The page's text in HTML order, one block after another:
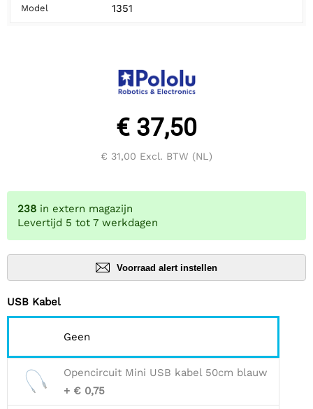
Model 1351
€ 37,50
€ 31,00 Excl. BTW (NL)
238 in extern magazijn
Levertijd 5 tot 7 werkdagen
Voorraad alert instellen
USB Kabel
Geen
Opencircuit Mini USB kabel 50cm blauw
+ € 0,75